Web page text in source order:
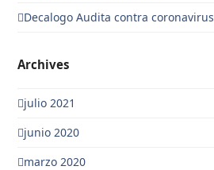
Decalogo Audita contra coronavirus
Archives
julio 2021
junio 2020
marzo 2020